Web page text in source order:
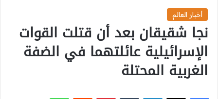
أخبار العالم
نجا شقيقان بعد أن قتلت القوات
الإسرائيلية عائلتهما في الضفة
الغربية المحتلة